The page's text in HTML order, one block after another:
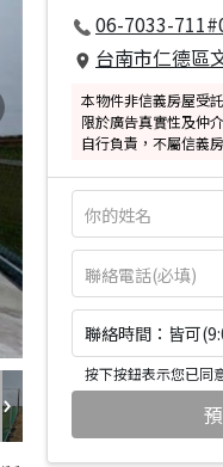
06-7033-
台南市仁德區
本物件非信義房屋受
限於廣告真實性及仲
自行負責，不屬信義
聯絡時間：皆可
按下按鈕表示您已同